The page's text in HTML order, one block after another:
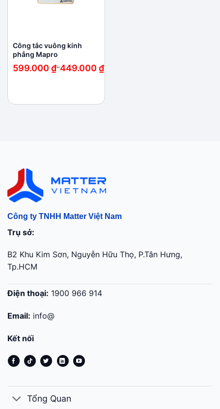
Công tắc vuông kính
phẳng Mapro
449.000 ₫
–
599.000 ₫
Khoảng
giá:
Công ty TNHH Matter Việt Nam
Trụ sở:
B2 Khu Kim Sơn, Nguyễn Hữu Thọ, P.Tân Hưng,
Tp.HCM
Điện thoại: 1900 966 914
Email: info@
Kết nối
Tổng Quan